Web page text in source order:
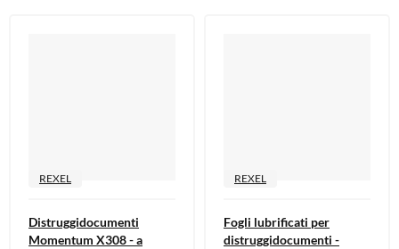
REXEL
Distruggidocumenti
Momentum X308 - a
REXEL
Fogli lubrificati per
distruggidocumenti -